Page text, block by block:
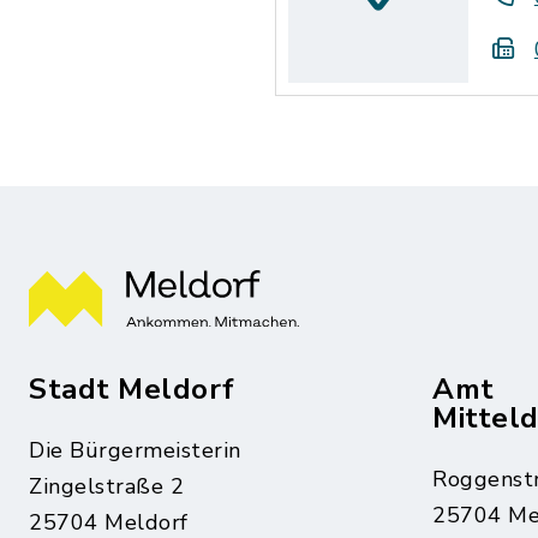
Stadt Meldorf
Die Bürgermeisterin
Zingelstraße 2
25704 Meldorf
Amt
25704